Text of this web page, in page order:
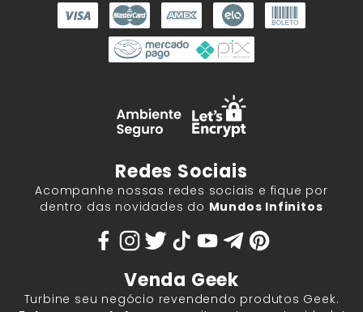
Redes Sociais
Acompanhe nossas redes sociais e fique por
dentro das novidades do Mundos Infinitos
Venda Geek
Turbine seu negócio revendendo produtos Geek.